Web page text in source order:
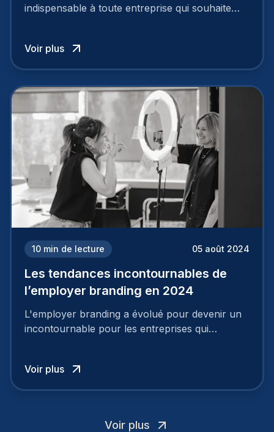
indispensable à toute entreprise qui souhaite
employeur solide et positive sont évidentes, ce
travail, pour qu’il soit réussi, ne peut se faire en
mettre en œuvre un certain nombre d’actions.
Voir plus
10 min de lecture 05 août 2024
Les tendances incontournables de
l’employer branding en 2024
L'employer branding a évolué pour devenir un
incontournable pour les entreprises qui
Voir plus
Voir plus